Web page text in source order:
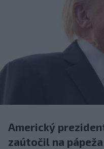
Americký
zaútočil na